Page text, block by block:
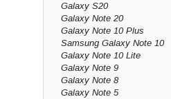
Galaxy S20
Galaxy Note 20
Galaxy Note 10 Plus
Samsung Galaxy Note 10
Galaxy Note 10 Lite
Galaxy Note 9
Galaxy Note 8
Galaxy Note 5